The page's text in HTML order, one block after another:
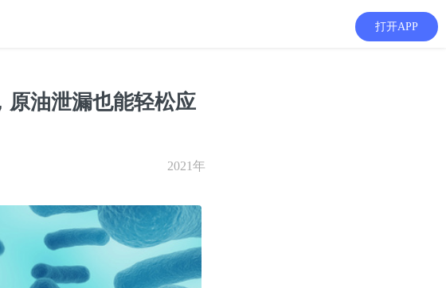
打开APP
原油泄漏也能轻松应
2021年